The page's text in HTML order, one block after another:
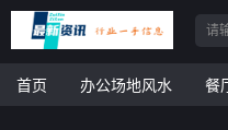
首页 办公场地风水 餐